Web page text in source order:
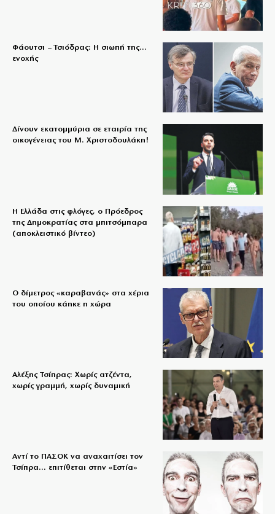
Φάουτσι – Τσιόδρας: Η σιωπή της…
ενοχής
Δίνουν εκατομμύρια σε εταιρία της
οικογένειας του Μ. Χριστοδουλάκη!
Η Ελλάδα στις φλόγες, ο Πρόεδρος
της Δημοκρατίας στα μπιτσόμπαρα
(αποκλειστικό βίντεο)
Ο δίμετρος «καραβανάς» στα χέρια
του οποίου κάηκε η χώρα
Αλέξης Τσίπρας: Χωρίς ατζέντα,
χωρίς γραμμή, χωρίς δυναμική
Αντί το ΠΑΣΟΚ να αναχαιτίσει τον
Τσίπρα… επιτίθεται στην «Εστία»